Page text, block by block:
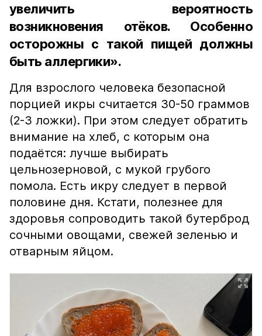
увеличить вероятность
возникновения отёков. Особенно
осторожны с такой пищей должны
быть аллергики».
Для взрослого человека безопасной
порцией икры считается 30-50 граммов
(2-3 ложки). При этом следует обратить
внимание на хлеб, с которым она
подаётся: лучше выбирать
цельнозерновой, с мукой грубого
помола. Есть икру следует в первой
половине дня. Кстати, полезнее для
здоровья сопроводить такой бутерброд
сочными овощами, свежей зеленью и
отварным яйцом.